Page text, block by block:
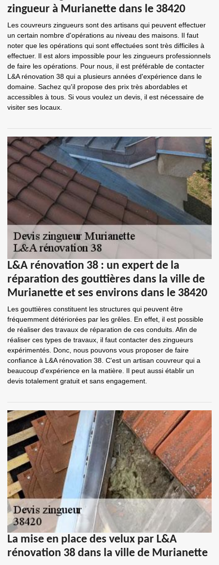
zingueur à Murianette dans le 38420
Les couvreurs zingueurs sont des artisans qui peuvent effectuer
un certain nombre d'opérations au niveau des maisons. Il faut
noter que les opérations qui sont effectuées sont très difficiles à
effectuer. Il est alors impossible pour les zingueurs professionnels
de faire les opérations. Pour nous, il est préférable de contacter
L&A rénovation 38 qui a plusieurs années d'expérience dans le
domaine. Sachez qu'il propose des prix très abordables et
accessibles à tous. Si vous voulez un devis, il est nécessaire de
visiter ses locaux.
L&A rénovation 38 : un expert de la
réparation des gouttières dans la ville de
Murianette et ses environs dans le 38420
Les gouttières constituent les structures qui peuvent être
fréquemment détériorées par les grêles. En effet, il est possible
de réaliser des travaux de réparation de ces conduits. Afin de
réaliser ces types de travaux, il faut contacter des zingueurs
expérimentés. Donc, nous pouvons vous proposer de faire
confiance à L&A rénovation 38. C'est un artisan couvreur qui a
beaucoup d'expérience en la matière. Il peut aussi établir un
devis totalement gratuit et sans engagement.
La mise en place des velux par L&A
rénovation 38 dans la ville de Murianette